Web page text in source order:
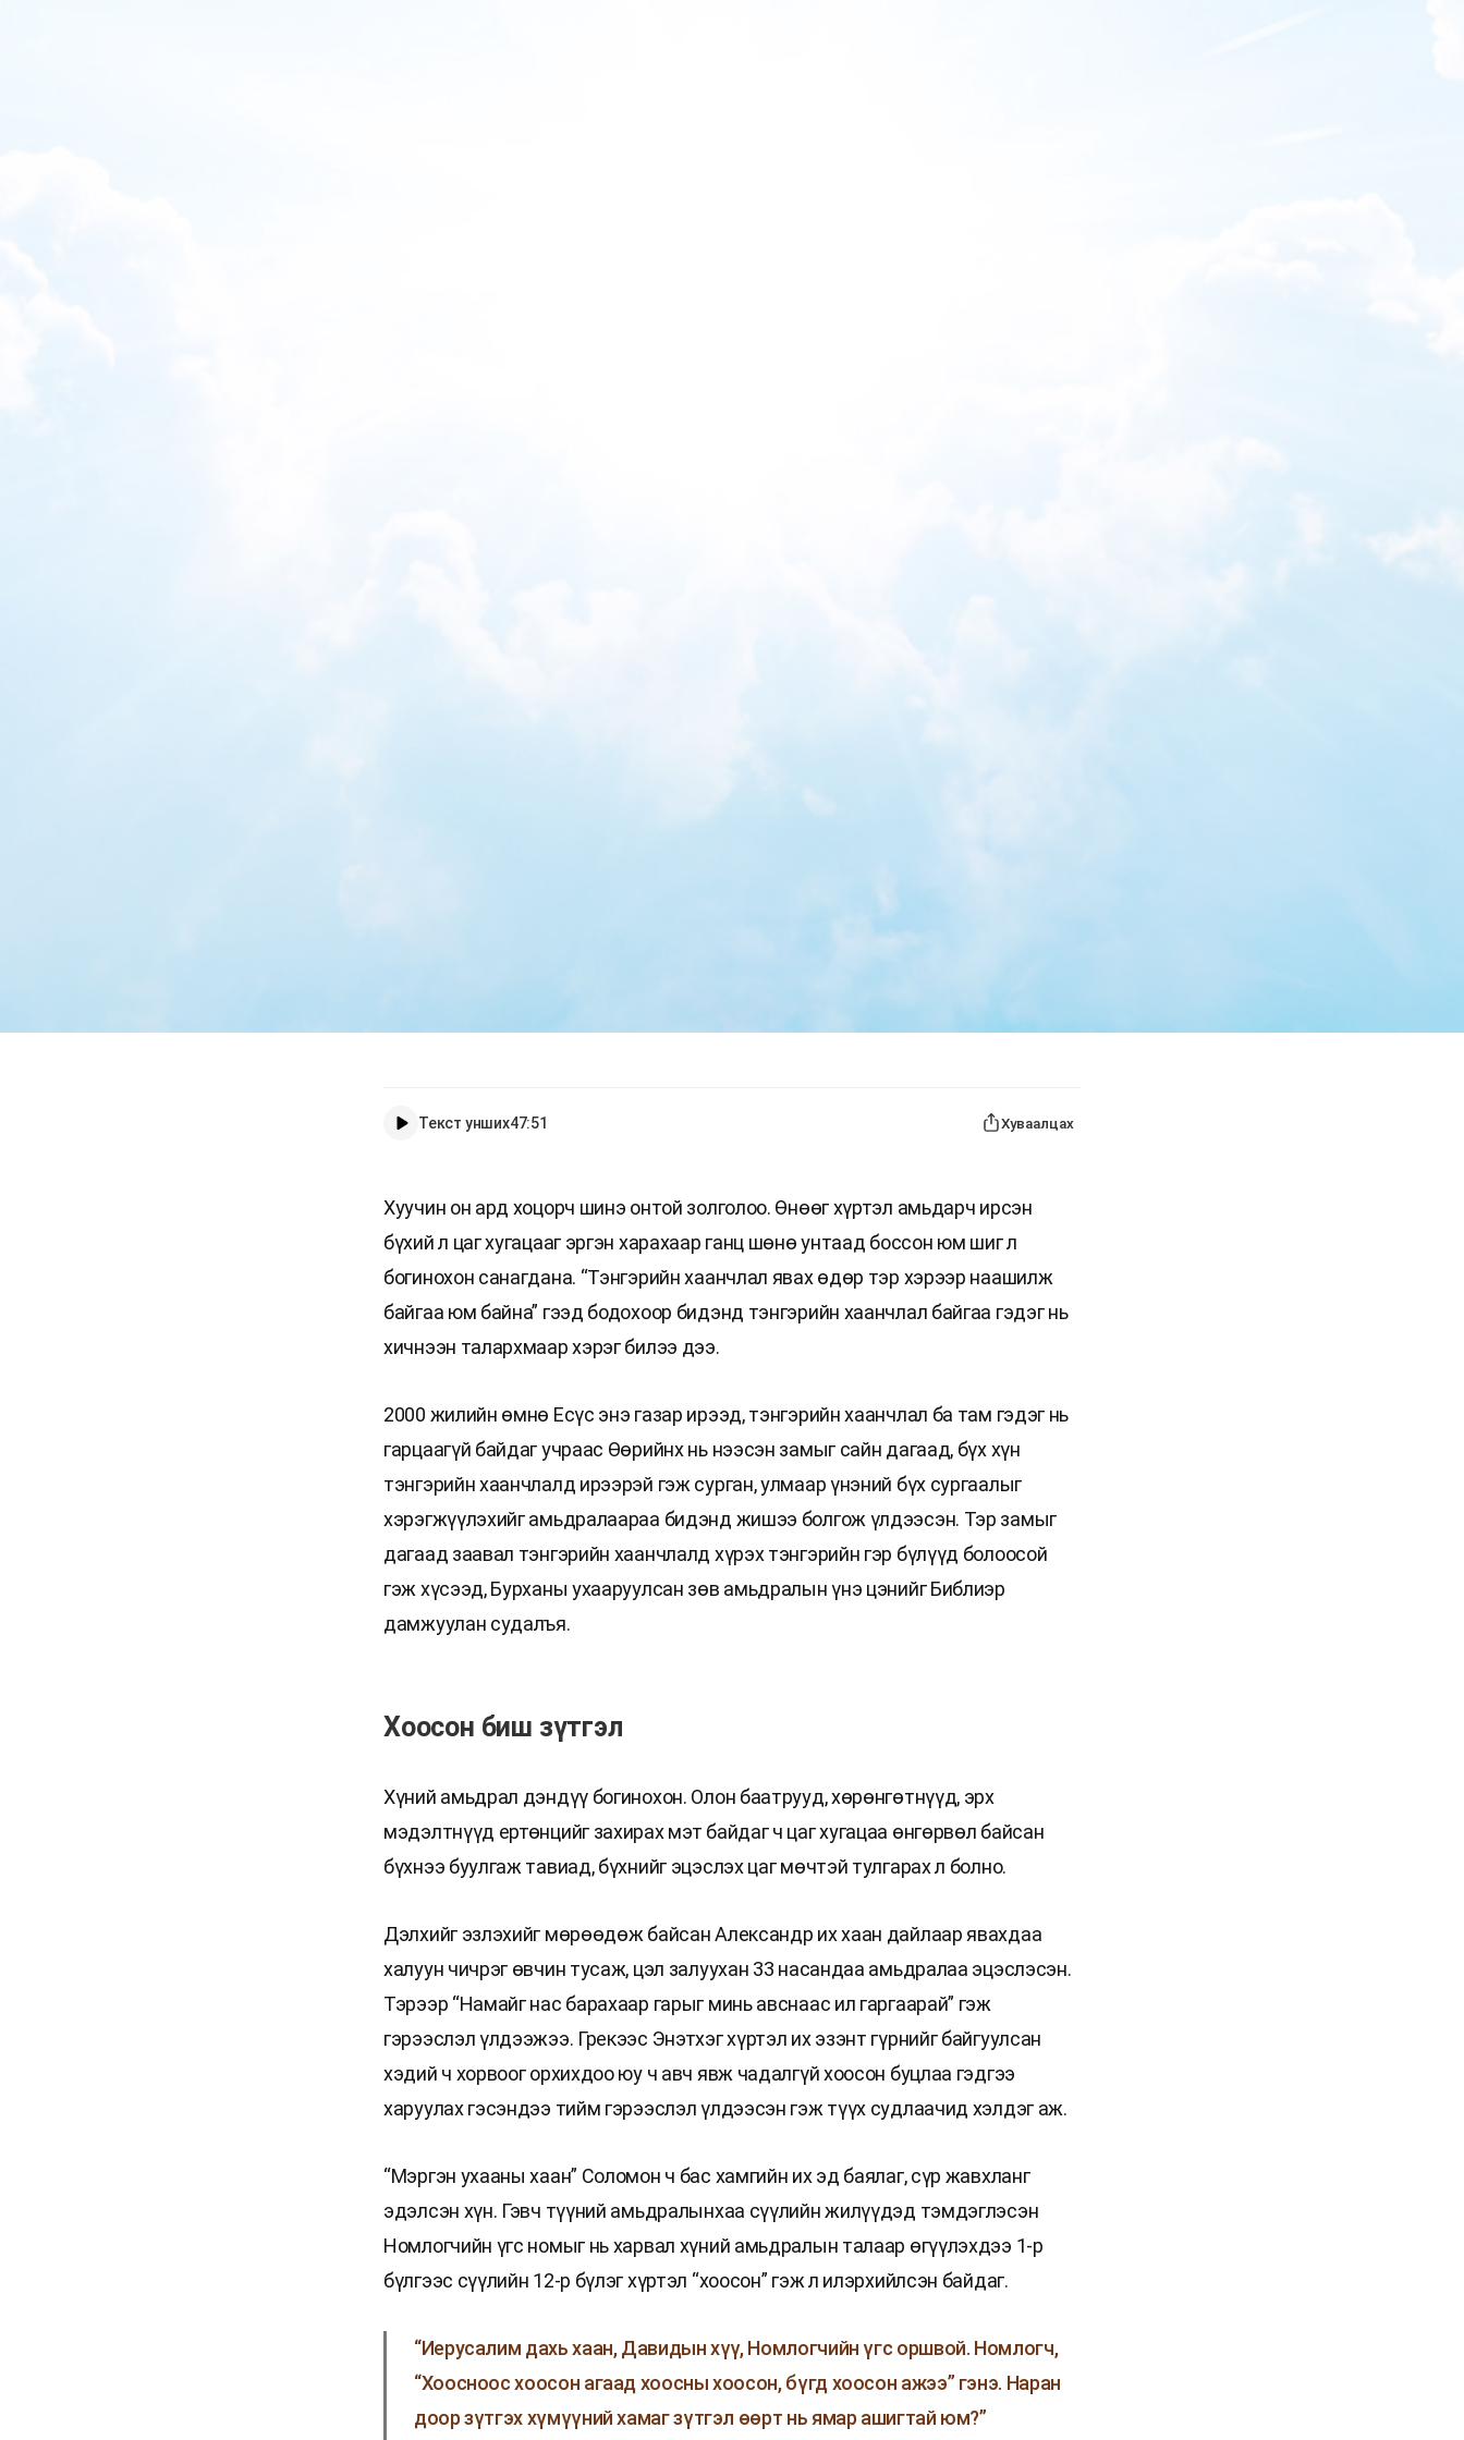
Текст унших47:51 Хуваалцах
Хуучин он ард хоцорч шинэ онтой золголоо. Өнөөг хүртэл амьдарч ирсэн
бүхий л цаг хугацааг эргэн харахаар ганц шөнө унтаад боссон юм шиг л
богинохон санагдана. “Тэнгэрийн хаанчлал явах өдөр тэр хэрээр наашилж
байгаа юм байна” гээд бодохоор бидэнд тэнгэрийн хаанчлал байгаа гэдэг нь
хичнээн талархмаар хэрэг билээ дээ.
2000 жилийн өмнө Есүс энэ газар ирээд, тэнгэрийн хаанчлал ба там гэдэг нь
гарцаагүй байдаг учраас Өөрийнх нь нээсэн замыг сайн дагаад, бүх хүн
тэнгэрийн хаанчлалд ирээрэй гэж сурган, улмаар үнэний бүх сургаалыг
хэрэгжүүлэхийг амьдралаараа бидэнд жишээ болгож үлдээсэн. Тэр замыг
дагаад заавал тэнгэрийн хаанчлалд хүрэх тэнгэрийн гэр бүлүүд болоосой
гэж хүсээд, Бурханы ухааруулсан зөв амьдралын үнэ цэнийг Библиэр
дамжуулан судалъя.
Хоосон биш зүтгэл
Хүний амьдрал дэндүү богинохон. Олон баатрууд, хөрөнгөтнүүд, эрх
мэдэлтнүүд ертөнцийг захирах мэт байдаг ч цаг хугацаа өнгөрвөл байсан
бүхнээ буулгаж тавиад, бүхнийг эцэслэх цаг мөчтэй тулгарах л болно.
Дэлхийг эзлэхийг мөрөөдөж байсан Александр их хаан дайлаар явахдаа
халуун чичрэг өвчин тусаж, цэл залуухан 33 насандаа амьдралаа эцэслэсэн.
Тэрээр “Намайг нас барахаар гарыг минь авснаас ил гаргаарай” гэж
гэрээслэл үлдээжээ. Грекээс Энэтхэг хүртэл их эзэнт гүрнийг байгуулсан
хэдий ч хорвоог орхихдоо юу ч авч явж чадалгүй хоосон буцлаа гэдгээ
харуулах гэсэндээ тийм гэрээслэл үлдээсэн гэж түүх судлаачид хэлдэг аж.
“Мэргэн ухааны хаан” Соломон ч бас хамгийн их эд баялаг, сүр жавхланг
эдэлсэн хүн. Гэвч түүний амьдралынхаа сүүлийн жилүүдэд тэмдэглэсэн
Номлогчийн үгс номыг нь харвал хүний амьдралын талаар өгүүлэхдээ 1-р
бүлгээс сүүлийн 12-р бүлэг хүртэл “хоосон” гэж л илэрхийлсэн байдаг.
“Иерусалим дахь хаан, Давидын хүү, Номлогчийн үгс оршвой. Номлогч,
“Хоосноос хоосон агаад хоосны хоосон, бүгд хоосон ажээ” гэнэ. Наран
доор зүтгэх хүмүүний хамаг зүтгэл өөрт нь ямар ашигтай юм?”